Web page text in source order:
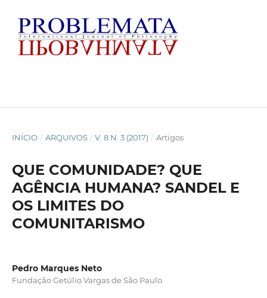
INÍCIO / ARQUIVOS / V. 8 N. 3 (2017) / Artigos
QUE COMUNIDADE? QUE
AGÊNCIA HUMANA? SANDEL E
OS LIMITES DO
COMUNITARISMO
Pedro Marques Neto
Fundação Getúlio Vargas de São Paulo